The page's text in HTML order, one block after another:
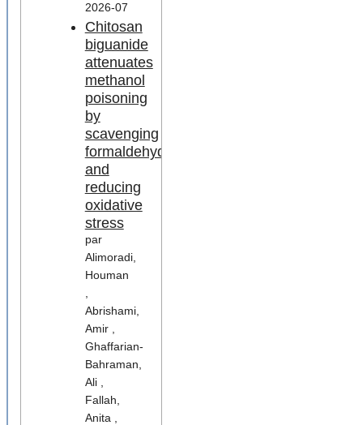
2026-07
Chitosan
biguanide
attenuates
methanol
poisoning
by
scavenging
formaldehyde
and
reducing
oxidative
stress
par
Alimoradi,
Houman
,
Abrishami,
Amir ,
Ghaffarian-
Bahraman,
Ali ,
Fallah,
Anita ,